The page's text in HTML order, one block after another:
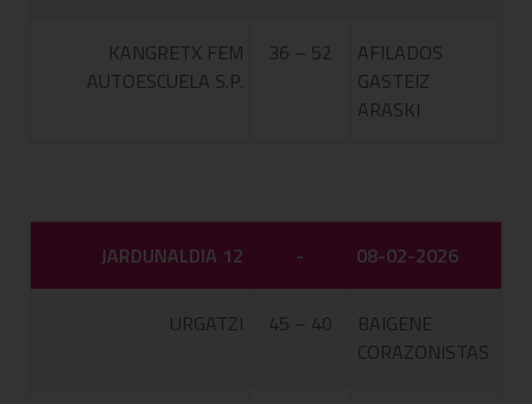
KANGRETX FEM
AUTOESCUELA S.P.
36 – 52
AFILADOS
GASTEIZ
ARASKI
JARDUNALDIA 12 - 08-02-2026
URGATZI 45 – 40
BAIGENE
CORAZONISTAS